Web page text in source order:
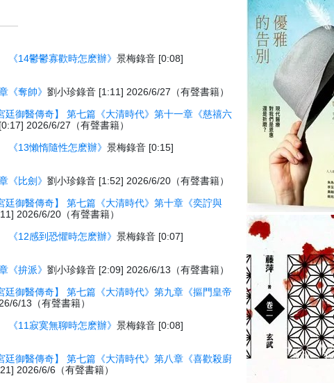
《14鬱鬱寡歡時怎麽辦》景梅錄音 [0:08]
《奪帥》劉小珍錄音 [1:11] 2026/6/27（有聲書籍）
廷御醫傳奇】 第七篇《大清時代》第十一章《慈禧六
2026/6/27（有聲書籍）
《13懶惰隨性怎麽辦》景梅錄音 [0:15]
《比劍》劉小珍錄音 [1:52] 2026/6/20（有聲書籍）
廷御醫傳奇】 第七篇《大清時代》第十章《奕詝與
2026/6/20（有聲書籍）
《12感到恐懼時怎麽辦》景梅錄音 [0:07]
《拚派》劉小珍錄音 [2:09] 2026/6/13（有聲書籍）
廷御醫傳奇】 第七篇《大清時代》第九章《摳門皇帝
6/13（有聲書籍）
《11寂寞無聊時怎麽辦》景梅錄音 [0:08]
廷御醫傳奇】 第七篇《大清時代》第八章《喜歡殺廚
2026/6/6（有聲書籍）